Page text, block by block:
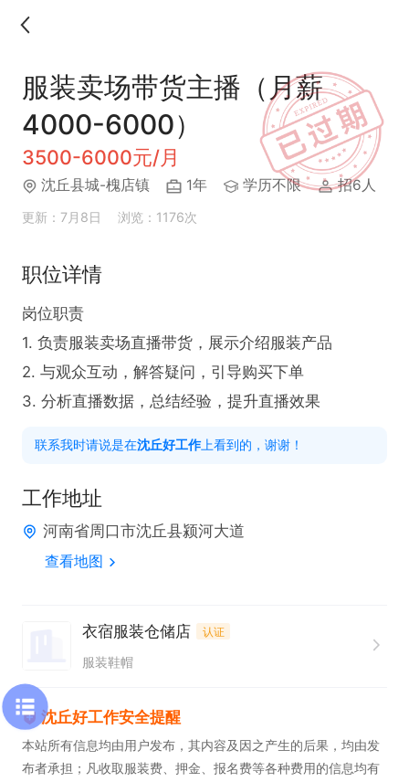
服装卖场带货主播（月薪
4000-6000）
3500-6000元/月
沈丘县城-槐店镇 1年 学历不限 招6人
更新：7月8日 浏览：1176次
职位详情
岗位职责
1. 负责服装卖场直播带货，展示介绍服装产品
2. 与观众互动，解答疑问，引导购买下单
3. 分析直播数据，总结经验，提升直播效果
联系我时请说是在沈丘好工作上看到的，谢谢！
工作地址
河南省周口市沈丘县颍河大道
查看地图
衣宿服装仓储店 认证
服装鞋帽
沈丘好工作安全提醒
本站所有信息均由用户发布，其内容及因之产生的后果，均由发
布者承担；凡收取服装费、押金、报名费等各种费用的信息均有